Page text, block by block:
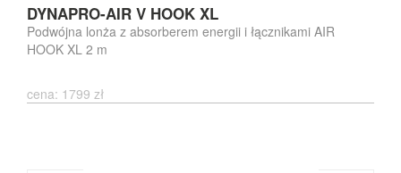
DYNAPRO-AIR V HOOK XL
Podwójna lonża z absorberem energii i łącznikami AIR
HOOK XL 2 m
cena: 1799 zł